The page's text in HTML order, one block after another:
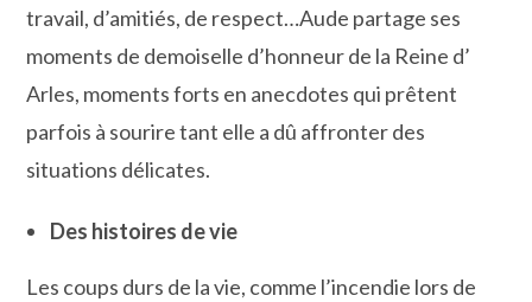
travail, d’amitiés, de respect…Aude partage ses
moments de demoiselle d’honneur de la Reine d’
Arles, moments forts en anecdotes qui prêtent
parfois à sourire tant elle a dû affronter des
situations délicates.
Des histoires de vie
Les coups durs de la vie, comme l’incendie lors de